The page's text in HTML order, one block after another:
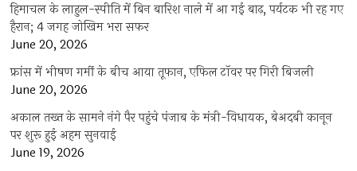
हिमाचल के लाहुल-स्पीति में बिन बारिश नाले में आ गई बाढ़, पर्यटक भी रह गए
हैरान; 4 जगह जोखिम भरा सफर
June 20, 2026
फ्रांस में भीषण गर्मी के बीच आया तूफान, एफिल टॉवर पर गिरी बिजली
June 20, 2026
अकाल तख्त के सामने नंगे पैर पहुंचे पंजाब के मंत्री-विधायक, बेअदबी कानून
पर शुरू हुई अहम सुनवाई
June 19, 2026